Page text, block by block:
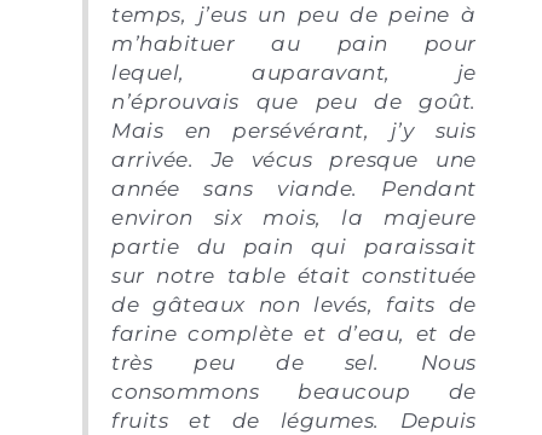
temps, j’eus un peu de peine à
m’habituer au pain pour
lequel, auparavant, je
n’éprouvais que peu de goût.
Mais en persévérant, j’y suis
arrivée. Je vécus presque une
année sans viande. Pendant
environ six mois, la majeure
partie du pain qui paraissait
sur notre table était constituée
de gâteaux non levés, faits de
farine complète et d’eau, et de
très peu de sel. Nous
consommons beaucoup de
fruits et de légumes. Depuis